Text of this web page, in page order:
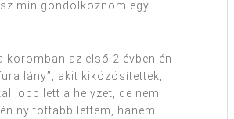
min gondolkoznom egy
koromban az első 2 évben én
lány”, akit kiközösítettek,
jobb lett a helyzet, de nem
nyitottabb lettem, hanem